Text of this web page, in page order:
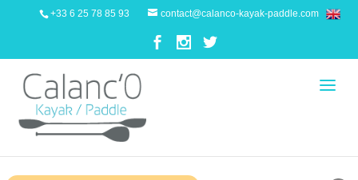
+33 6 25 78 85 93 contact@calanco-kayak-paddle.com